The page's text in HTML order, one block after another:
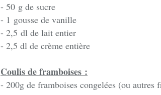
- 50 g de sucre
- 1 gousse de vanille
- 2,5 dl de lait entier
- 2,5 dl de crème entière
Coulis de framboises :
- 200g de framboises congelées (ou autres